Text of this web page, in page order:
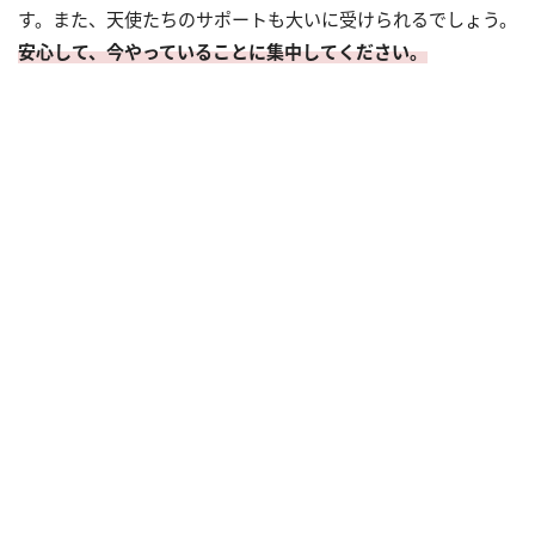
す。また、天使たちのサポートも大いに受けられるでしょう。
安心して、今やっていることに集中してください。